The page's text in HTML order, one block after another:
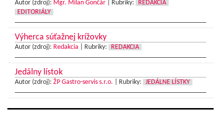
Autor (zdroj): Mgr. Milan Gončár Rubriky:
REDAKCIA
EDITORIÁLY
Výherca súťažnej krížovky
Autor (zdroj): Redakcia Rubriky: REDAKCIA
Jedálny lístok
Autor (zdroj): ŽP Gastro-servis s.r.o. Rubriky: JEDÁLNE LÍSTKY